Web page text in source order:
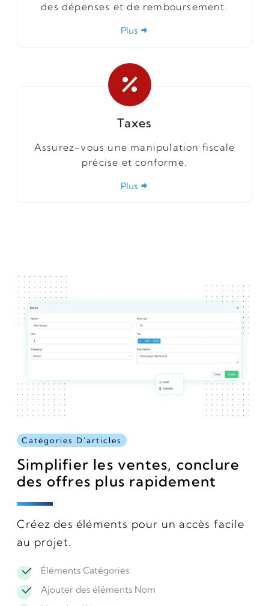
des dépenses et de remboursement.
Plus
Taxes
Assurez-vous une manipulation fiscale
précise et conforme.
Plus
Catégories D'articles
Simplifier les ventes, conclure
des offres plus rapidement
Créez des éléments pour un accès facile
au projet.
Éléments Catégories
Ajouter des éléments Nom